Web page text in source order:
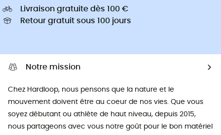
Livraison gratuite dès 100 €
Retour gratuit sous 100 jours
Notre mission
Chez Hardloop, nous pensons que la nature et le
mouvement doivent être au coeur de nos vies. Que vous
soyez débutant ou athlète de haut niveau, depuis 2015,
nous partageons avec vous notre goût pour le bon matériel